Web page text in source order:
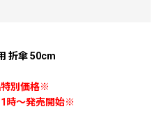
折傘 50cm
別価格※
時〜発売開始※